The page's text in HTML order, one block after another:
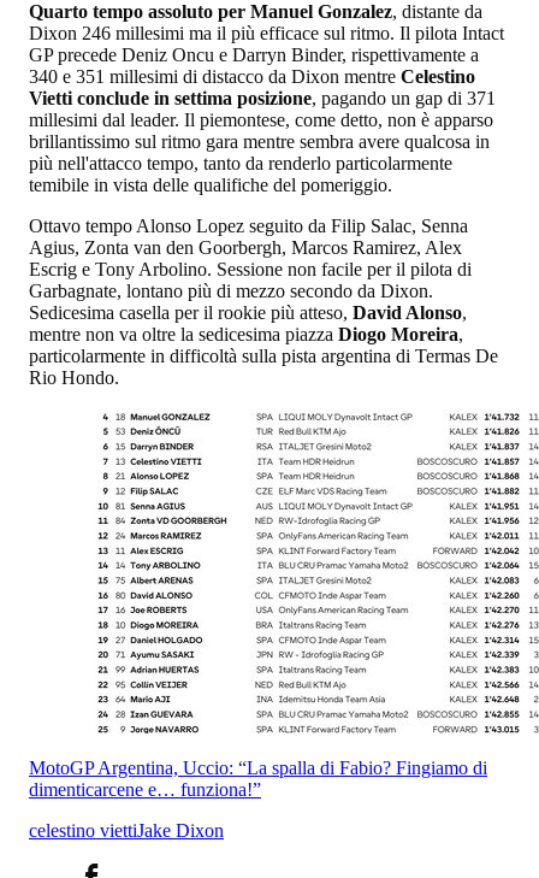
Quarto tempo assoluto per Manuel Gonzalez, distante da
Dixon 246 millesimi ma il più efficace sul ritmo. Il pilota Intact
GP precede Deniz Oncu e Darryn Binder, rispettivamente a
340 e 351 millesimi di distacco da Dixon mentre Celestino
Vietti conclude in settima posizione, pagando un gap di 371
millesimi dal leader. Il piemontese, come detto, non è apparso
brillantissimo sul ritmo gara mentre sembra avere qualcosa in
più nell'attacco tempo, tanto da renderlo particolarmente
temibile in vista delle qualifiche del pomeriggio.
Ottavo tempo Alonso Lopez seguito da Filip Salac, Senna
Agius, Zonta van den Goorbergh, Marcos Ramirez, Alex
Escrig e Tony Arbolino. Sessione non facile per il pilota di
Garbagnate, lontano più di mezzo secondo da Dixon.
Sedicesima casella per il rookie più atteso, David Alonso,
mentre non va oltre la sedicesima piazza Diogo Moreira,
particolarmente in difficoltà sulla pista argentina di Termas De
Rio Hondo.
MotoGP Argentina, Uccio: “La spalla di Fabio? Fingiamo di
dimenticarcene e… funziona!”
celestino viettiJake Dixon